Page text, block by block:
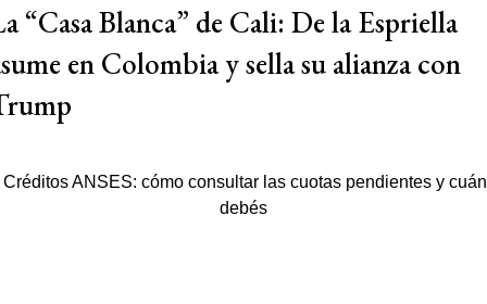
“Casa Blanca” de Cali: De la Espriella
en Colombia y sella su alianza con